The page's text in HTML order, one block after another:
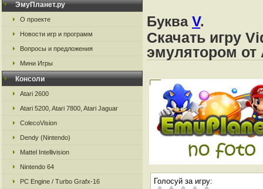
ЭмуПланет.ру
О проекте
Новости игр и программ
Вопросы и предложения
Мини Игры
Консоли
Atari 2600
Atari 5200, Atari 7800, Atari Jaguar
ColecoVision
Dendy (Nintendo)
Mattel Intellivision
Nintendo 64
PC Engine / Turbo Grafx-16
Буква V.
Скачать игру
эмулятором от
Голосуй за игру: